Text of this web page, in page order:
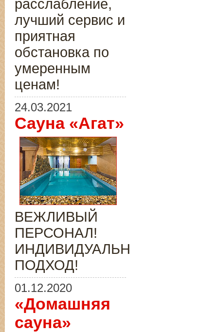
расслабление,
лучший сервис и
приятная
обстановка по
умеренным
ценам!
24.03.2021
Сауна «Агат»
ВЕЖЛИВЫЙ
ПЕРСОНАЛ!
ИНДИВИДУАЛЬНЫЙ
ПОДХОД!
01.12.2020
«Домашняя
сауна»